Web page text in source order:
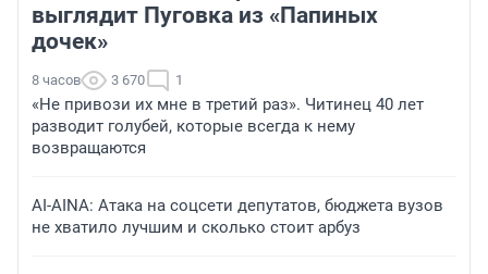
выглядит Пуговка из «Папиных
дочек»
8 часов 3 670 1
«Не привози их мне в третий раз». Читинец 40 лет
разводит голубей, которые всегда к нему
возвращаются
AI-AINA: Атака на соцсети депутатов, бюджета вузов
не хватило лучшим и сколько стоит арбуз